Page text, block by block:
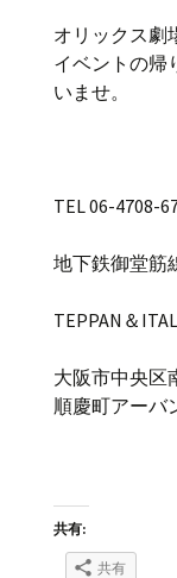
オリックス劇
イベントの帰
いませ。
TEL 06-4708-
地下鉄御堂
TEPPAN＆
大阪市中央区
順慶町アー
共有:
共有